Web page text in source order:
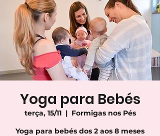
Yoga para Bebés
terça, 15/11
  |
Formigas nos Pés
Yoga para bebés dos 2 aos 8 meses